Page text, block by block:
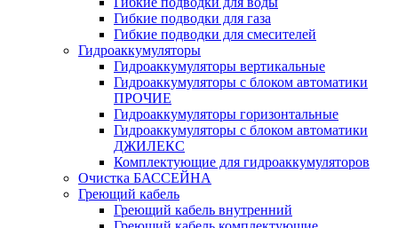
Гибкие подводки для газа
Гибкие подводки для смесителей
Гидроаккумуляторы
Гидроаккумуляторы вертикальные
Гидроаккумуляторы с блоком автоматики
ПРОЧИЕ
Гидроаккумуляторы горизонтальные
Гидроаккумуляторы с блоком автоматики
ДЖИЛЕКС
Комплектующие для гидроаккумуляторов
Очистка БАССЕЙНА
Греющий кабель
Греющий кабель внутренний